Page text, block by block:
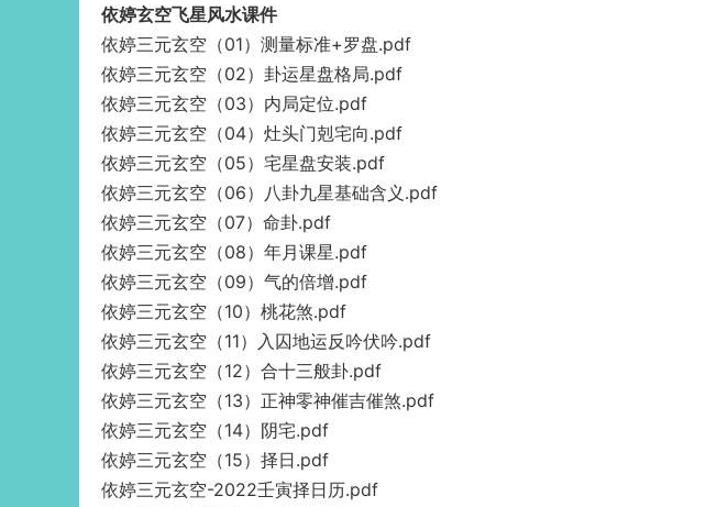
依婷玄空飞星风水课件
依婷三元玄空（01）测量标准+罗盘.pdf
依婷三元玄空（02）卦运星盘格局.pdf
依婷三元玄空（03）内局定位.pdf
依婷三元玄空（04）灶头门剋宅向.pdf
依婷三元玄空（05）宅星盘安装.pdf
依婷三元玄空（06）八卦九星基础含义.pdf
依婷三元玄空（07）命卦.pdf
依婷三元玄空（08）年月课星.pdf
依婷三元玄空（09）气的倍增.pdf
依婷三元玄空（10）桃花煞.pdf
依婷三元玄空（11）入囚地运反吟伏吟.pdf
依婷三元玄空（12）合十三般卦.pdf
依婷三元玄空（13）正神零神催吉催煞.pdf
依婷三元玄空（14）阴宅.pdf
依婷三元玄空（15）择日.pdf
依婷三元玄空-2022壬寅择日历.pdf